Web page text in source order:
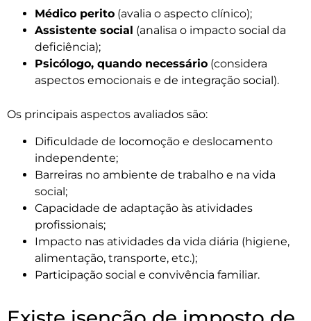
Médico perito (avalia o aspecto clínico);
Assistente social (analisa o impacto social da
deficiência);
Psicólogo, quando necessário (considera
aspectos emocionais e de integração social).
Os principais aspectos avaliados são:
Dificuldade de locomoção e deslocamento
independente;
Barreiras no ambiente de trabalho e na vida
social;
Capacidade de adaptação às atividades
profissionais;
Impacto nas atividades da vida diária (higiene,
alimentação, transporte, etc.);
Participação social e convivência familiar.